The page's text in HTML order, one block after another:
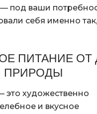
под ваши
себя именно
ПИТАНИЕ ОТ
ПРИРОДЫ
художественно
и вкусное